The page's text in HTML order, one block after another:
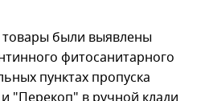
были выявлены
фитосанитарного
пунктах пропуска